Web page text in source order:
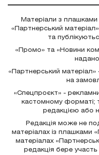
Матеріали з
«Партнерський
та
«Промо» та «Новини
«Партнерський
на
«Спецпроєкт» -
кастомному форматі;
редакцією або
Редакція може не
матеріалах із плашками
матеріалах
редакція бере